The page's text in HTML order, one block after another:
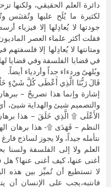
دائرة العلم الحقيقي، ولكنها
فقلت أكثر علماء العصر
ومتانتها لا يُعادِلها إلا
في قضايا الفلسفة وفي قضايا
وبُلهىً وردءاء جداً وأردياء أيضاً.
قَالَ رَبُّنَا الَّذِي أَعْطَى كُلَّ شَيْءٍ
إشارة وإنما هذا تصريحٌ –
والتصميم شيئ والهداية شيئ،
الأَعْلَى ۩ الَّذِي خَلَقَ – هذا
النظم – فَهَدَى ۩- هذا برهان
نتأمله جيداً، ولا يجوز لساذج
العلم ولا إلى الفلسفة ولسنا
أغنى عنها، كيف أغنى عنها؟
لا تستطيع أن تُميِّز بين هذه
فانتبه،يجب على الإنسان أن